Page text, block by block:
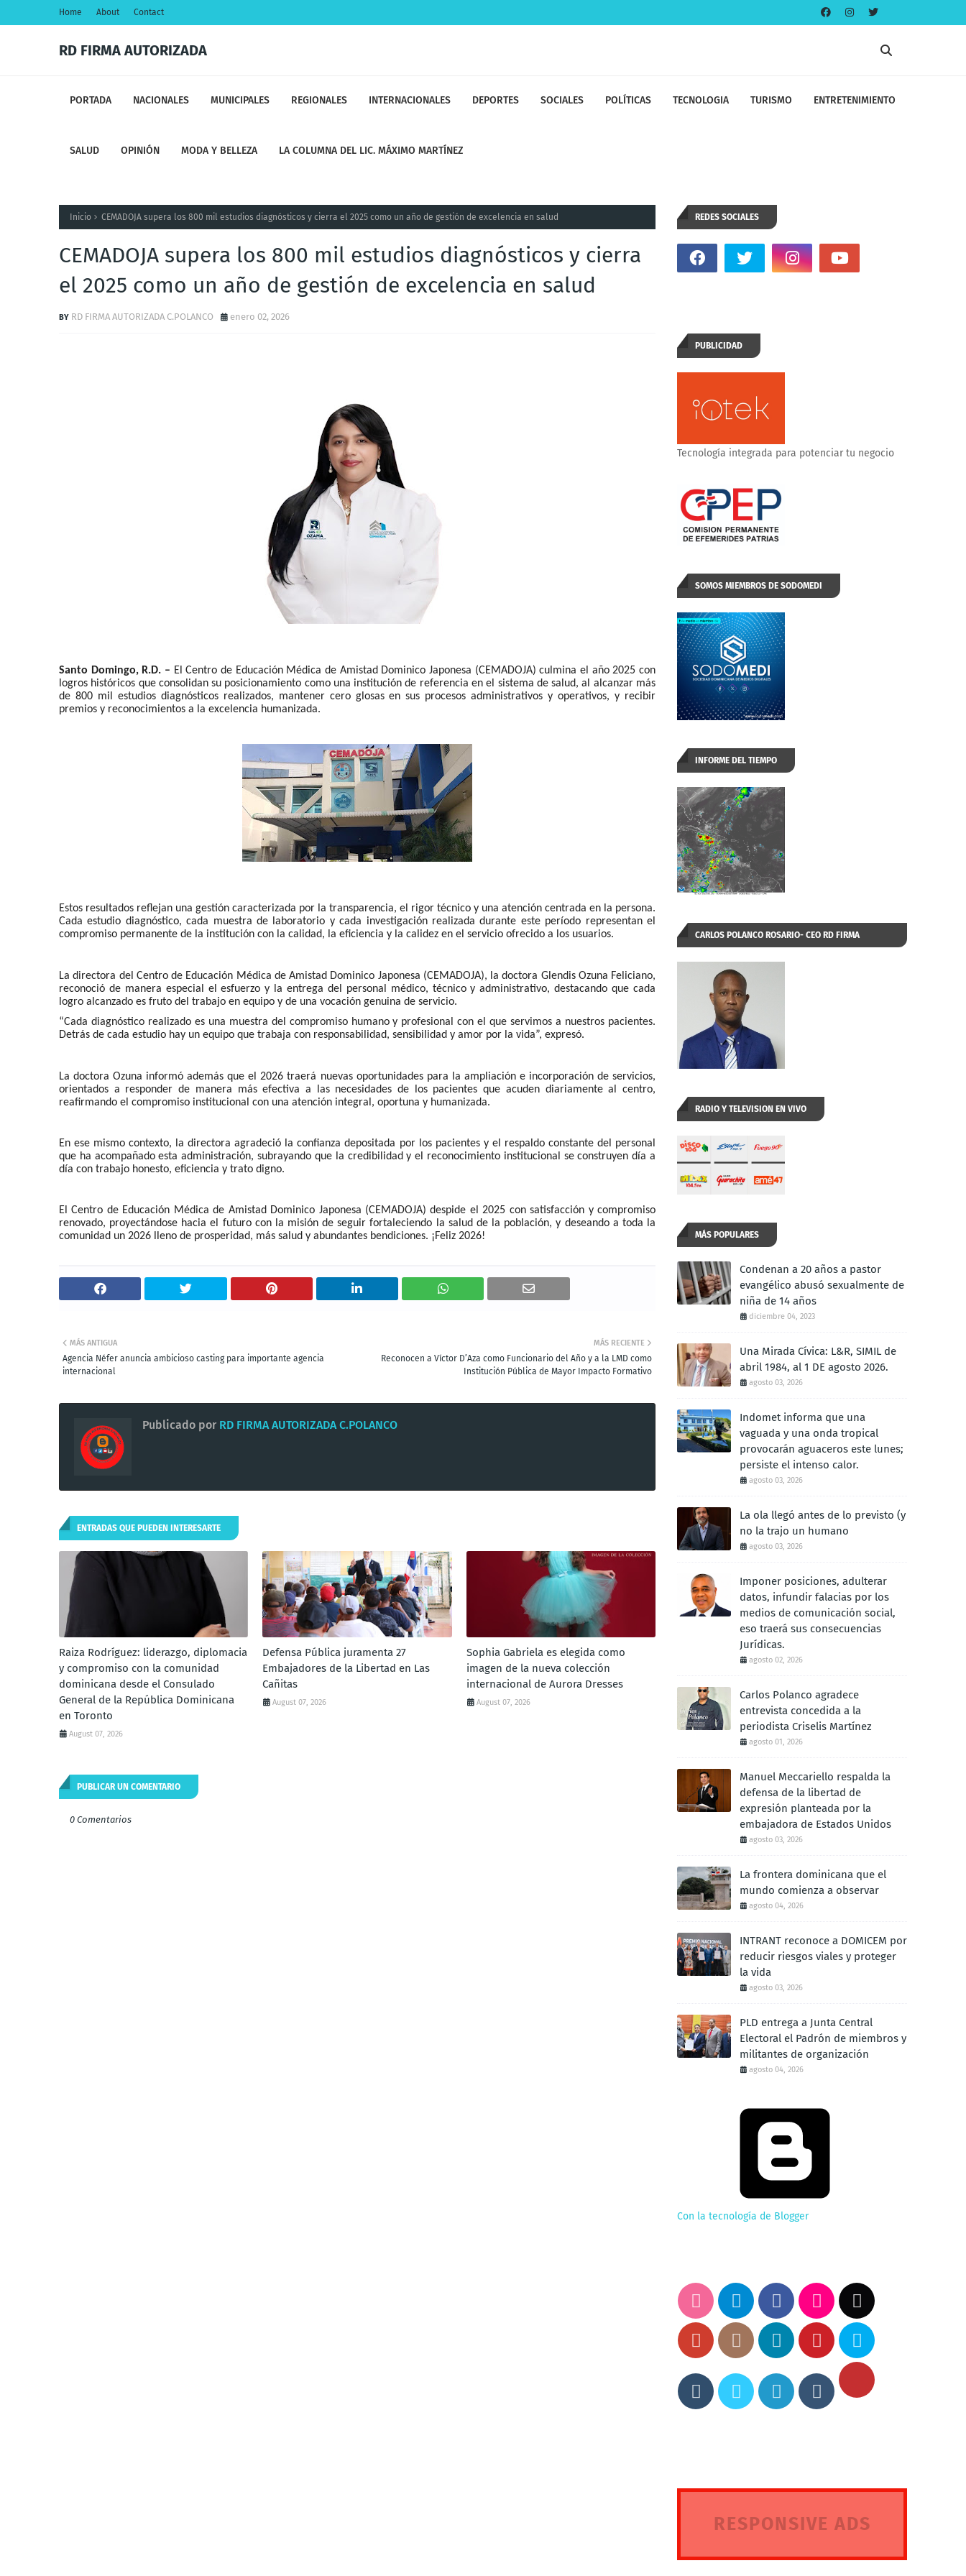
Home About Contact
RD FIRMA AUTORIZADA
PORTADA NACIONALES MUNICIPALES REGIONALES INTERNACIONALES DEPORTES SOCIALES POLÍTICAS TECNOLOGIA TURISMO ENTRETENIMIENTO
SALUD OPINIÓN MODA Y BELLEZA LA COLUMNA DEL LIC. MÁXIMO MARTÍNEZ
Inicio CEMADOJA supera los 800 mil estudios diagnósticos y cierra el 2025 como un año de gestión de excelencia en salud
CEMADOJA supera los 800 mil estudios diagnósticos y cierra
el 2025 como un año de gestión de excelencia en salud
RD FIRMA AUTORIZADA C.POLANCO enero 02, 2026
Santo Domingo, R.D. – El Centro de Educación Médica de Amistad Dominico Japonesa (CEMADOJA) culmina el año 2025 con
logros históricos que consolidan su posicionamiento como una institución de referencia en el sistema de salud, al alcanzar más
de 800 mil estudios diagnósticos realizados, mantener cero glosas en sus procesos administrativos y operativos, y recibir
premios y reconocimientos a la excelencia humanizada.
Estos resultados reflejan una gestión caracterizada por la transparencia, el rigor técnico y una atención centrada en la persona.
Cada estudio diagnóstico, cada muestra de laboratorio y cada investigación realizada durante este período representan el
compromiso permanente de la institución con la calidad, la eficiencia y la calidez en el servicio ofrecido a los usuarios.
La directora del Centro de Educación Médica de Amistad Dominico Japonesa (CEMADOJA), la doctora Glendis Ozuna Feliciano,
reconoció de manera especial el esfuerzo y la entrega del personal médico, técnico y administrativo, destacando que cada
logro alcanzado es fruto del trabajo en equipo y de una vocación genuina de servicio.
“Cada diagnóstico realizado es una muestra del compromiso humano y profesional con el que servimos a nuestros pacientes.
Detrás de cada estudio hay un equipo que trabaja con responsabilidad, sensibilidad y amor por la vida”, expresó.
La doctora Ozuna informó además que el 2026 traerá nuevas oportunidades para la ampliación e incorporación de servicios,
orientados a responder de manera más efectiva a las necesidades de los pacientes que acuden diariamente al centro,
reafirmando el compromiso institucional con una atención integral, oportuna y humanizada.
En ese mismo contexto, la directora agradeció la confianza depositada por los pacientes y el respaldo constante del personal
que ha acompañado esta administración, subrayando que la credibilidad y el reconocimiento institucional se construyen día a
día con trabajo honesto, eficiencia y trato digno.
El Centro de Educación Médica de Amistad Dominico Japonesa (CEMADOJA) despide el 2025 con satisfacción y compromiso
renovado, proyectándose hacia el futuro con la misión de seguir fortaleciendo la salud de la población, y deseando a toda la
comunidad un 2026 lleno de prosperidad, más salud y abundantes bendiciones. ¡Feliz 2026!
MÁS RECIENTE
Reconocen a Víctor D’Aza como Funcionario del Año y a la LMD como
Institución Pública de Mayor Impacto Formativo
MÁS ANTIGUA
Agencia Néfer anuncia ambicioso casting para importante agencia
internacional
Publicado por RD FIRMA AUTORIZADA C.POLANCO
ENTRADAS QUE PUEDEN INTERESARTE
Raiza Rodríguez: liderazgo, diplomacia
y compromiso con la comunidad
dominicana desde el Consulado
General de la República Dominicana
en Toronto
August 07, 2026
Defensa Pública juramenta 27
Embajadores de la Libertad en Las
Cañitas
August 07, 2026
Sophia Gabriela es elegida como
imagen de la nueva colección
internacional de Aurora Dresses
August 07, 2026
PUBLICAR UN COMENTARIO
0 Comentarios
REDES SOCIALES
PUBLICIDAD
Tecnología integrada para potenciar tu negocio
SOMOS MIEMBROS DE SODOMEDI
INFORME DEL TIEMPO
CARLOS POLANCO ROSARIO- CEO RD FIRMA
AUTORIZADA
RADIO Y TELEVISION EN VIVO
MÁS POPULARES
Condenan a 20 años a pastor
evangélico abusó sexualmente de
niña de 14 años
diciembre 04, 2023
Una Mirada Cívica: L&R, SIMIL de
abril 1984, al 1 DE agosto 2026.
agosto 03, 2026
Indomet informa que una
vaguada y una onda tropical
provocarán aguaceros este lunes;
persiste el intenso calor.
agosto 03, 2026
La ola llegó antes de lo previsto (y
no la trajo un humano
agosto 03, 2026
Imponer posiciones, adulterar
datos, infundir falacias por los
medios de comunicación social,
eso traerá sus consecuencias
Jurídicas.
agosto 02, 2026
Carlos Polanco agradece
entrevista concedida a la
periodista Criselis Martínez
agosto 01, 2026
Manuel Meccariello respalda la
defensa de la libertad de
expresión planteada por la
embajadora de Estados Unidos
agosto 03, 2026
La frontera dominicana que el
mundo comienza a observar
agosto 04, 2026
INTRANT reconoce a DOMICEM por
reducir riesgos viales y proteger
la vida
agosto 03, 2026
PLD entrega a Junta Central
Electoral el Padrón de miembros y
militantes de organización
agosto 04, 2026
Con la tecnología de Blogger
RESPONSIVE ADS